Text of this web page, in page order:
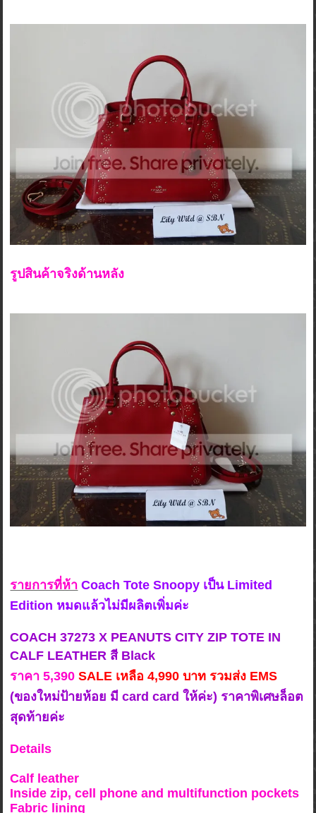
รูปสินค้าจริงด้านหลัง
รายการที่ห้า Coach Tote Snoopy เป็น Limited
Edition หมดแล้วไม่มีผลิตเพิ่มค่ะ
COACH 37273 X PEANUTS CITY ZIP TOTE IN
CALF LEATHER สี Black
ราคา 5,390 SALE เหลือ 4,990 บาท รวมส่ง EMS
(ของใหม่ป้ายห้อย มี card card ให้ค่ะ) ราคาพิเศษล็อต
สุดท้ายค่ะ
Details
Calf leather
Inside zip, cell phone and multifunction pockets
Fabric lining